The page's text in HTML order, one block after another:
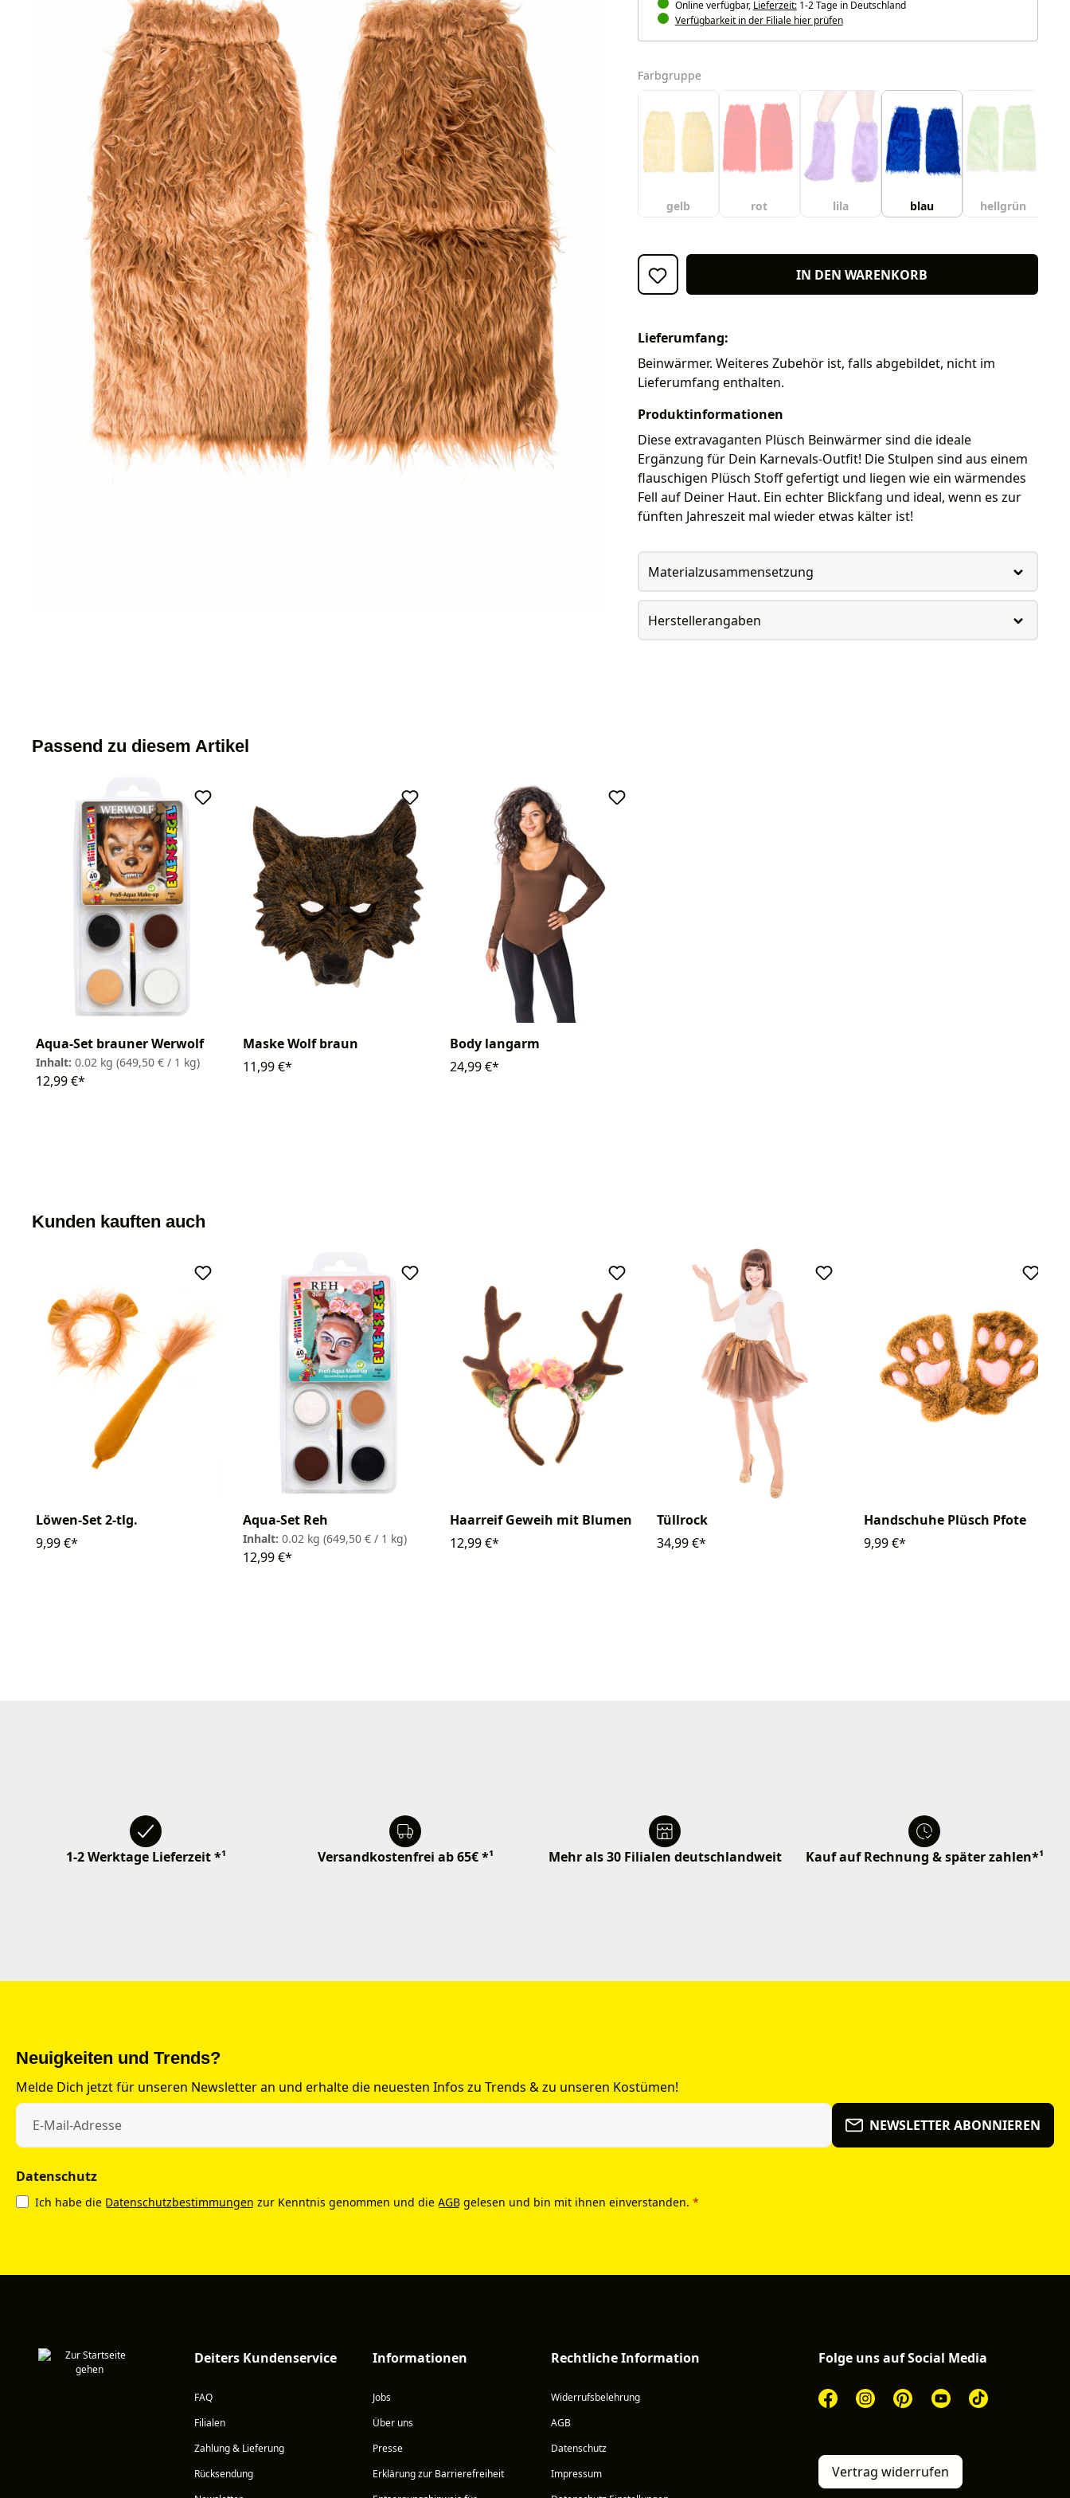
Online verfügbar, Lieferzeit:1-2 Tage in Deutschland
Verfügbarkeit in der Filiale hier prüfen
Farbgruppeauswählen
gelb rot lila blau hellgrün
IN DEN WARENKORB
Lieferumfang:
Beinwärmer. Weiteres Zubehör ist, falls abgebildet, nicht im
Lieferumfang enthalten.
Produktinformationen
Diese extravaganten Plüsch Beinwärmer sind die ideale
Ergänzung für Dein Karnevals-Outfit! Die Stulpen sind aus einem
flauschigen Plüsch Stoff gefertigt und liegen wie ein wärmendes
Fell auf Deiner Haut. Ein echter Blickfang und ideal, wenn es zur
fünften Jahreszeit mal wieder etwas kälter ist!
Materialzusammensetzung
Herstellerangaben
Passend zu diesem Artikel
Aqua-Set brauner Werwolf
Inhalt: 0.02 kg (649,50 € / 1 kg)
12,99 €*
Maske Wolf braun
11,99 €*
Body langarm
24,99 €*
Kunden kauften auch
Löwen-Set 2-tlg.
9,99 €*
Aqua-Set Reh
Inhalt: 0.02 kg (649,50 € / 1 kg)
12,99 €*
Haarreif Geweih mit Blumen
12,99 €*
Tüllrock
34,99 €*
Handschuhe Plüsch Pfote
9,99 €*
1-2 Werktage Lieferzeit *¹ Versandkostenfrei ab 65€ *¹ Mehr als 30 Filialen deutschlandweit Kauf auf Rechnung & später zahlen*¹
Neuigkeiten und Trends?
Melde Dich jetzt für unseren Newsletter an und erhalte die neuesten Infos zu Trends & zu unseren Kostümen!
NEWSLETTER ABONNIEREN
Datenschutz
Ich habe die Datenschutzbestimmungen zur Kenntnis genommen und die AGB gelesen und bin mit ihnen einverstanden. *
Deiters Kundenservice
FAQ
Filialen
Zahlung & Lieferung
Rücksendung
Informationen
Jobs
Über uns
Presse
Erklärung zur Barrierefreiheit
Rechtliche Information
Widerrufsbelehrung
AGB
Datenschutz
Impressum
Folge uns auf Social Media
Vertrag widerrufen